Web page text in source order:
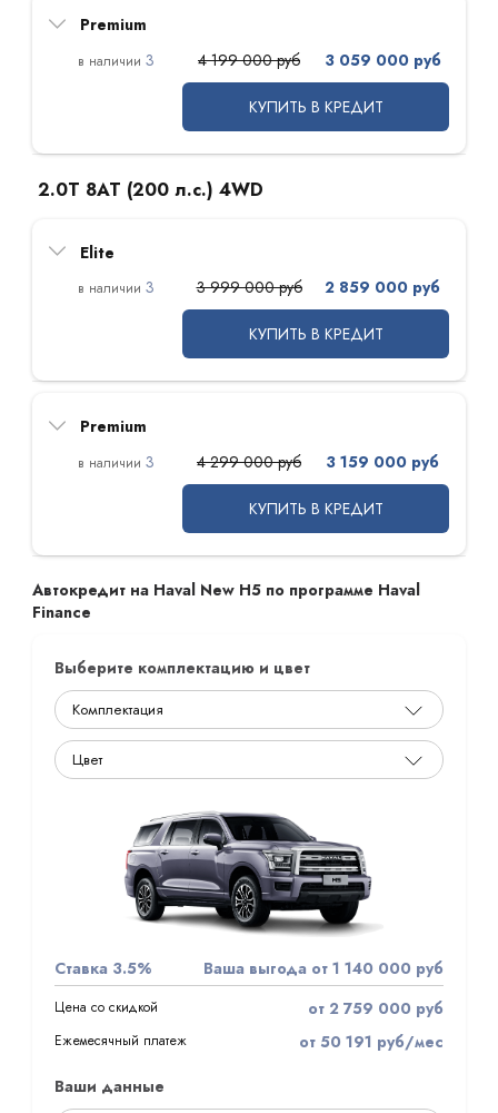
Premium
3
4 199 000 руб 3 059 000 руб
КУПИТЬ В КРЕДИТ
2.0T 8AT (200 л.с.) 4WD
Elite
3
3 999 000 руб 2 859 000 руб
КУПИТЬ В КРЕДИТ
Premium
3
4 299 000 руб 3 159 000 руб
КУПИТЬ В КРЕДИТ
Автокредит на Haval New H5 по программе Haval
Finance
Выберите комплектацию и цвет
Ставка 3.5% Ваша выгода от 1 140 000 руб
Цена со скидкой от 2 759 000 руб
Ежемесячный платеж
от 50 191 руб/мес
Ваши данные